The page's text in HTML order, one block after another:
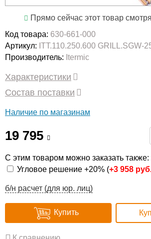
Прямо сейчас этот товар
Код товара: 630-661-000
Артикул: ITT.110.250.600 GRILL.SGW-
Производитель: Itermic
Характеристики
Состав поставки
Наличие по магазинам
19 795
С этим товаром можно заказать также:
Угловое решение +20% (+3 958
б/н расчет (для юр. лиц)
Купить